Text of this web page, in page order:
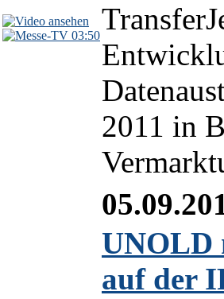
03:50
2011 in
UNOLD
auf der